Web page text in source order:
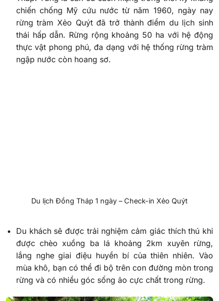
chiến chống Mỹ cứu nước từ năm 1960, ngày nay
rừng tràm Xẻo Quýt đã trở thành điểm du lịch sinh
thái hấp dẫn. Rừng rộng khoảng 50 ha với hệ động
thực vật phong phú, đa dạng với hệ thống rừng tràm
ngập nước còn hoang sơ.
Du lịch Đồng Tháp 1 ngày – Check-in Xẻo Quýt
Du khách sẽ được trải nghiệm cảm giác thích thú khi
được chèo xuồng ba lá khoảng 2km xuyên rừng,
lắng nghe giai điệu huyền bí của thiên nhiên. Vào
mùa khô, bạn có thể đi bộ trên con đường mòn trong
rừng và có nhiều góc sống ảo cực chất trong rừng.